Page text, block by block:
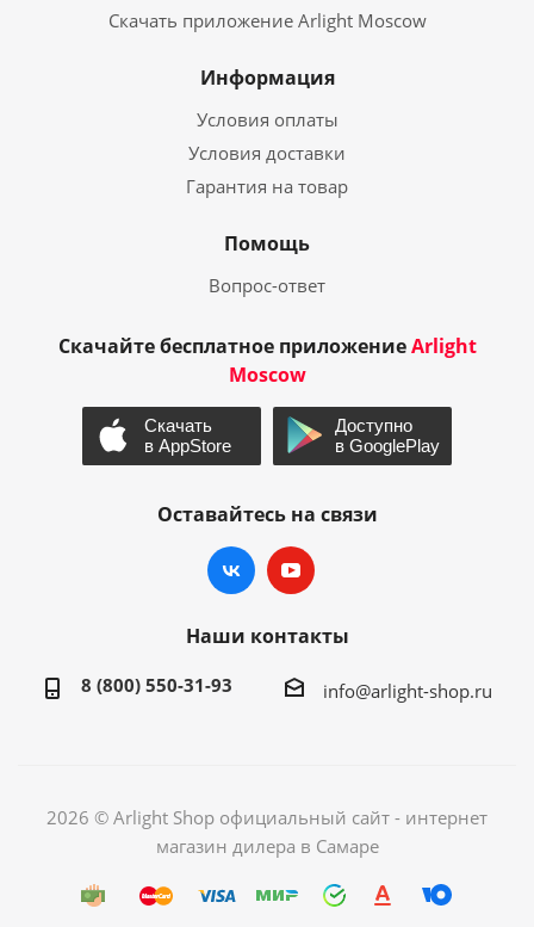
Скачать приложение Arlight Moscow
Информация
Условия оплаты
Условия доставки
Гарантия на товар
Помощь
Вопрос-ответ
Скачайте бесплатное приложениеArlight
Moscow
Оставайтесь на связи
Наши контакты
8 (800) 550-31-93 info@arlight-shop.ru
2026 © Arlight Shop официальный сайт - интернет
магазин дилера в Самаре